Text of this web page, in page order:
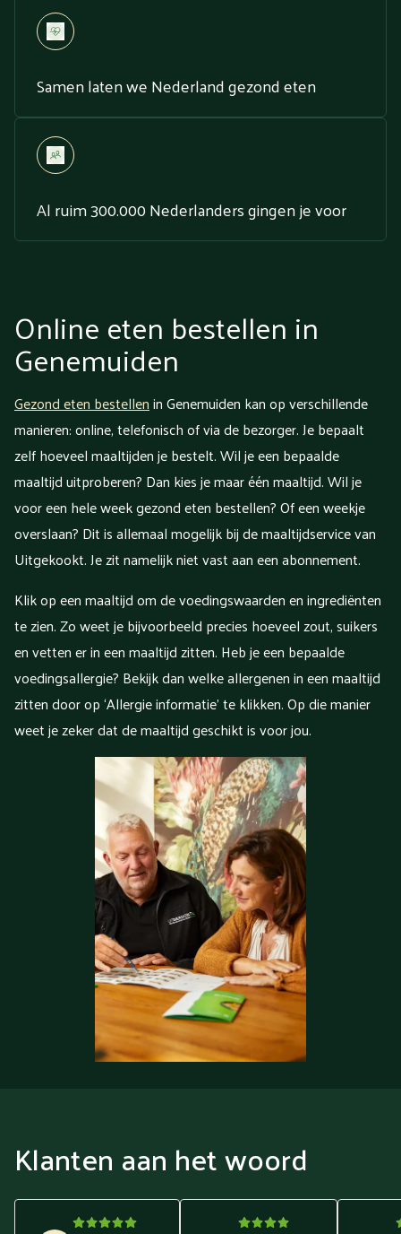
Samen laten we Nederland gezond eten
Al ruim 300.000 Nederlanders gingen je voor
Online eten bestellen in
Genemuiden
Gezond eten bestellenin Genemuiden kan op verschillende
manieren: online, telefonisch of via de bezorger. Je bepaalt
zelf hoeveel maaltijden je bestelt. Wil je een bepaalde
maaltijd uitproberen? Dan kies je maar één maaltijd. Wil je
voor een hele week gezond eten bestellen? Of een weekje
overslaan? Dit is allemaal mogelijk bij de maaltijdservice van
Uitgekookt. Je zit namelijk niet vast aan een abonnement.
Klik op een maaltijd om de voedingswaarden en ingrediënten
te zien. Zo weet je bijvoorbeeld precies hoeveel zout, suikers
en vetten er in een maaltijd zitten. Heb je een bepaalde
voedingsallergie? Bekijk dan welke allergenen in een maaltijd
zitten door op ‘Allergie informatie’ te klikken. Op die manier
weet je zeker dat de maaltijd geschikt is voor jou.
Klanten aan het woord